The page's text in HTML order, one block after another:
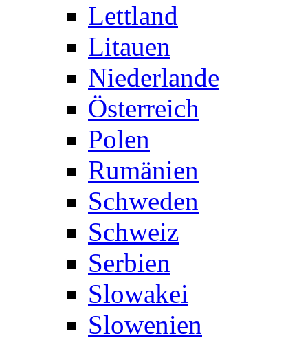
Lettland
Litauen
Niederlande
Österreich
Polen
Rumänien
Schweden
Schweiz
Serbien
Slowakei
Slowenien